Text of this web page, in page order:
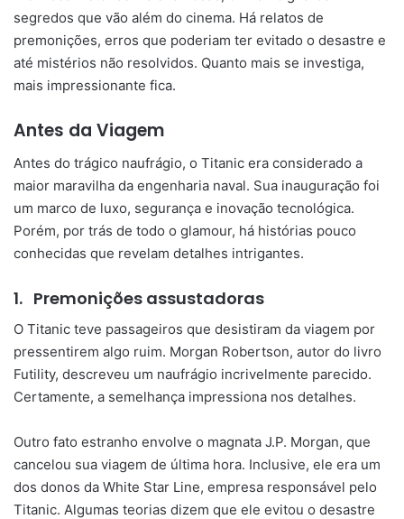
segredos que vão além do cinema. Há relatos de
premonições, erros que poderiam ter evitado o desastre e
até mistérios não resolvidos. Quanto mais se investiga,
mais impressionante fica.
Antes da Viagem
Antes do trágico naufrágio, o Titanic era considerado a
maior maravilha da engenharia naval. Sua inauguração foi
um marco de luxo, segurança e inovação tecnológica.
Porém, por trás de todo o glamour, há histórias pouco
conhecidas que revelam detalhes intrigantes.
1. Premonições assustadoras
O Titanic teve passageiros que desistiram da viagem por
pressentirem algo ruim. Morgan Robertson, autor do livro
Futility, descreveu um naufrágio incrivelmente parecido.
Certamente, a semelhança impressiona nos detalhes.
Outro fato estranho envolve o magnata J.P. Morgan, que
cancelou sua viagem de última hora. Inclusive, ele era um
dos donos da White Star Line, empresa responsável pelo
Titanic. Algumas teorias dizem que ele evitou o desastre